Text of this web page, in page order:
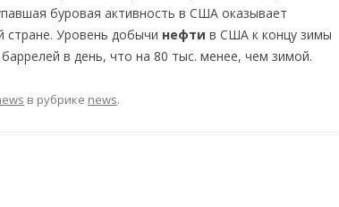
буровая активность в США оказывает
стране. Уровень добычи нефти в США к концу зимы
в день, что на 80 тыс. менее, чем зимой.
в рубрике news.